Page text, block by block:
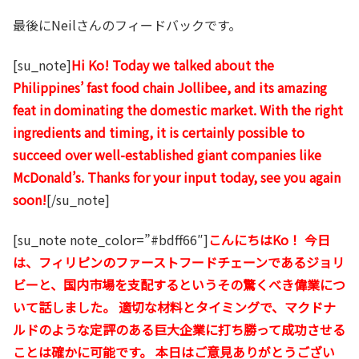
最後にNeilさんのフィードバックです。
[su_note]Hi Ko! Today we talked about the
Philippines’ fast food chain Jollibee, and its amazing
feat in dominating the domestic market. With the right
ingredients and timing, it is certainly possible to
succeed over well-established giant companies like
McDonald’s. Thanks for your input today, see you again
soon![/su_note]
[su_note note_color=”#bdff66″]こんにちはKo！ 今日
は、フィリピンのファーストフードチェーンであるジョリ
ビーと、国内市場を支配するというその驚くべき偉業につ
いて話しました。 適切な材料とタイミングで、マクドナ
ルドのような定評のある巨大企業に打ち勝って成功させる
ことは確かに可能です。 本日はご意見ありがとうござい